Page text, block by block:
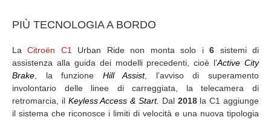
PIÙ TECNOLOGIA A BORDO
LaCitroën C1 Urban Ride non monta solo i6 sistemi di
assistenza alla guida dei modelli precedenti, cioè l’Active City
Brake , la funzione Hill Assist, l’avviso di superamento
involontario delle linee di carreggiata, la telecamera di
retromarcia, il Keyless Access & Start. Dal 2018la C1 aggiunge
il sistema che riconosce i limiti di velocità e una nuova tipologia